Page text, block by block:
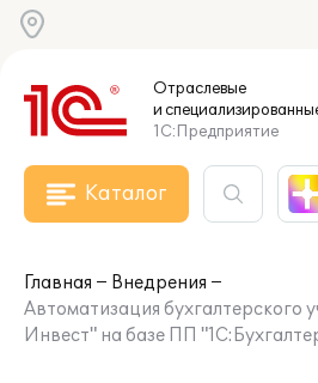
Отраслевые
и
1С:Предприятие
Каталог
Главная
Внедрения
Автоматизация
Инвест" на базе ПП